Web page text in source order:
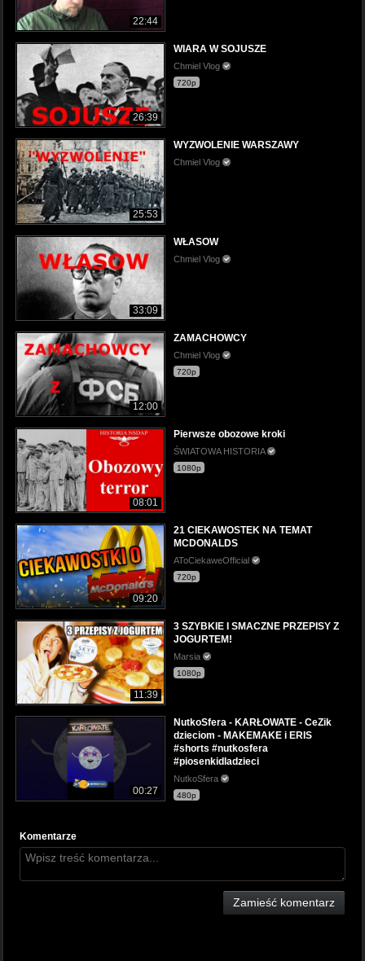
22:44
26:39
WIARA W SOJUSZE
Chmiel Vlog
720p
25:53
WYZWOLENIE WARSZAWY
Chmiel Vlog
33:09
WŁASOW
Chmiel Vlog
12:00
ZAMACHOWCY
Chmiel Vlog
720p
08:01
Pierwsze obozowe kroki
ŚWIATOWA HISTORIA
1080p
09:20
21 CIEKAWOSTEK NA TEMAT
MCDONALDS
AToCiekaweOfficial
720p
11:39
3 SZYBKIE I SMACZNE PRZEPISY Z
JOGURTEM!
Marsia
1080p
00:27
NutkoSfera - KARŁOWATE - CeZik
dzieciom - MAKEMAKE i ERIS
#shorts #nutkosfera
#piosenkidladzieci
NutkoSfera
480p
Komentarze
Zamieść komentarz